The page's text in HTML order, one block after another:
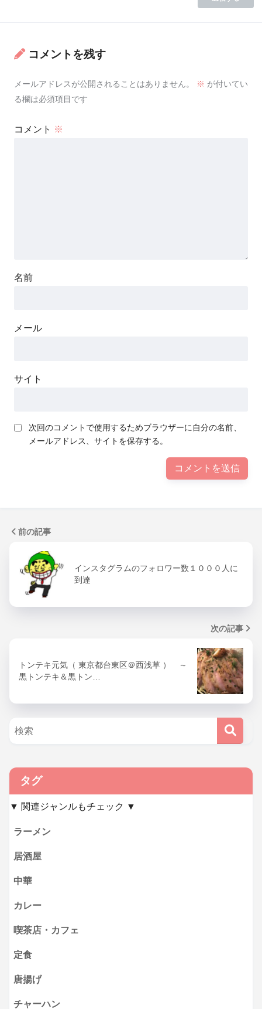
コメントを残す
メールアドレスが公開されることはありません。 ※ が付いてい
る欄は必須項目です
コメント ※
名前
メール
サイト
次回のコメントで使用するためブラウザーに自分の名前、
メールアドレス、サイトを保存する。
前の記事
インスタグラムのフォロワー数１０００人に
到達
次の記事
トンテキ元気（ 東京都台東区＠西浅草 ） ～
黒トンテキ＆黒トン…
タグ
▼ 関連ジャンルもチェック ▼
ラーメン
居酒屋
中華
カレー
喫茶店・カフェ
定食
唐揚げ
チャーハン